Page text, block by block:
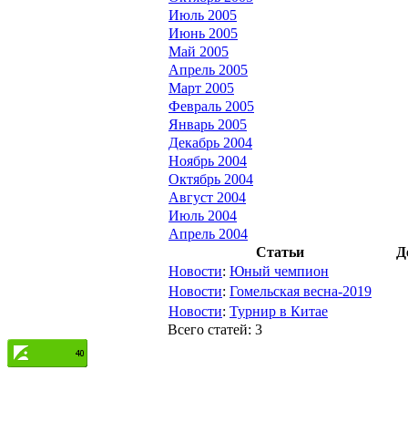
Июль 2005
Июнь 2005
Май 2005
Апрель 2005
Март 2005
Февраль 2005
Январь 2005
Декабрь 2004
Ноябрь 2004
Октябрь 2004
Август 2004
Июль 2004
Апрель 2004
Статьи
Новости: Юный чемпион
Новости: Гомельская весна-2019
Новости: Турнир в Китае
Всего статей: 3